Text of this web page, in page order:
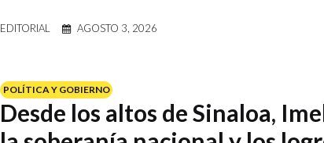
EDITORIAL AGOSTO 3, 2026
POLÍTICA Y GOBIERNO
Desde los altos de Sinaloa,